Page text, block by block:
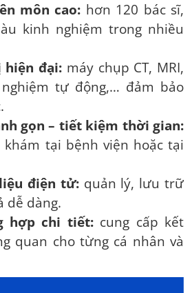
môn cao: hơn 120 bác sĩ,
kinh nghiệm trong nhiều
hiện đại: máy chụp CT, MRI,
tự động,… đảm bảo
gọn – tiết kiệm thời gian:
tại bệnh viện hoặc tại
điện tử:quản lý, lưu trữ
dễ dàng.
hợp chi tiết:cung cấp kết
quan cho từng cá nhân và